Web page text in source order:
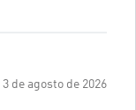
3 de agosto de 2026